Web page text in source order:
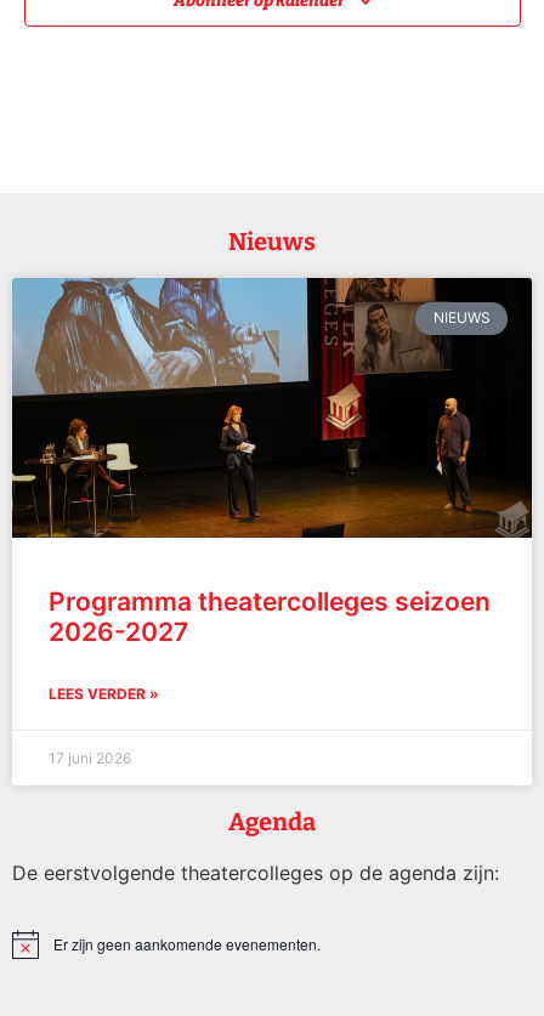
Nieuws
NIEUWS
Programma theatercolleges seizoen
2026-2027
LEES VERDER »
17 juni 2026
Agenda
De eerstvolgende theatercolleges op de agenda zijn:
BerichtEr zijn geen aankomende evenementen.